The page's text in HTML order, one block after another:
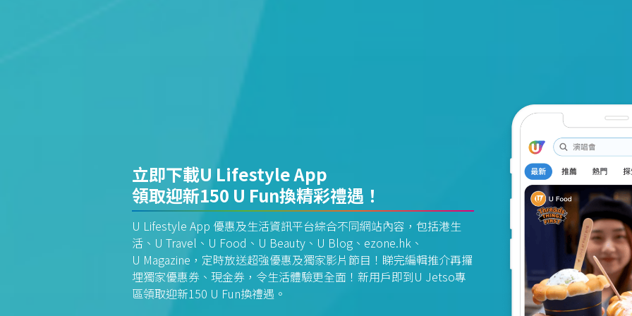
立即下載U Lifestyle App
領取迎新150 U Fun換精彩禮遇！
U Lifestyle App 優惠及生活資訊平台綜合不同網站內容，包括港生
活、U Travel、U Food、U Beauty、U Blog、ezone.hk、
U Magazine，定時放送超強優惠及獨家影片節目！睇完編輯推介再攞
埋獨家優惠券、現金券，令生活體驗更全面！新用戶即到U Jetso專
區領取迎新150 U Fun換禮遇。